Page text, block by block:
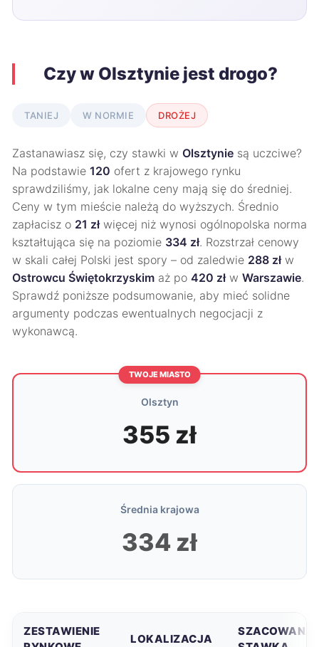
Czy w Olsztynie jest drogo?
TANIEJ W NORMIE DROŻEJ
Zastanawiasz się, czy stawki w Olsztynie są uczciwe?
Na podstawie 120 ofert z krajowego rynku
sprawdziliśmy, jak lokalne ceny mają się do średniej.
Ceny w tym mieście należą do wyższych. Średnio
zapłacisz o 21 złwięcej niż wynosi ogólnopolska norma
kształtująca się na poziomie 334 zł. Rozstrzał cenowy
w skali całej Polski jest spory – od zaledwie 288 złw
Ostrowcu Świętokrzyskim aż po 420 złw Warszawie.
Sprawdź poniższe podsumowanie, aby mieć solidne
argumenty podczas ewentualnych negocjacji z
wykonawcą.
TWOJE MIASTO
Olsztyn
355 zł
Średnia krajowa
334 zł
ZESTAWIENIE
LOKALIZACJA
SZACOWANA